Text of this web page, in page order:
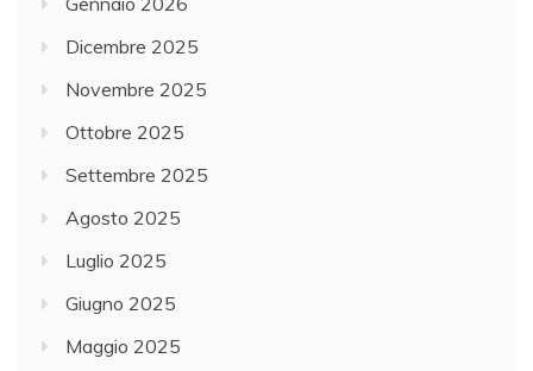
Dicembre 2025
Novembre 2025
Ottobre 2025
Settembre 2025
Agosto 2025
Luglio 2025
Giugno 2025
Maggio 2025